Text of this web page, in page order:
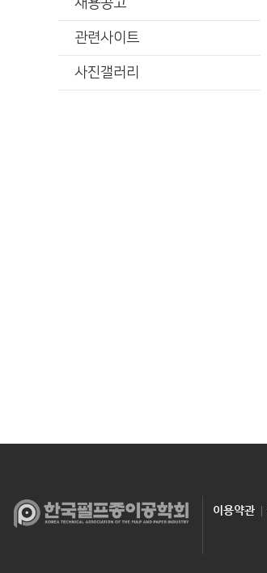
채용공고
관련사이트
사진갤러리
이용약관